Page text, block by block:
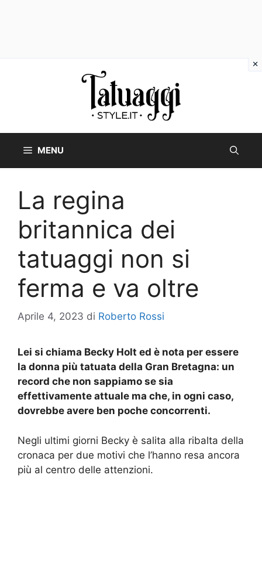
MENU
La regina
britannica dei
tatuaggi non si
ferma e va oltre
Aprile 4, 2023 di Roberto Rossi
Lei si chiama Becky Holt ed è nota per essere
la donna più tatuata della Gran Bretagna: un
record che non sappiamo se sia
effettivamente attuale ma che, in ogni caso,
dovrebbe avere ben poche concorrenti.
Negli ultimi giorni Becky è salita alla ribalta della
cronaca per due motivi che l’hanno resa ancora
più al centro delle attenzioni.